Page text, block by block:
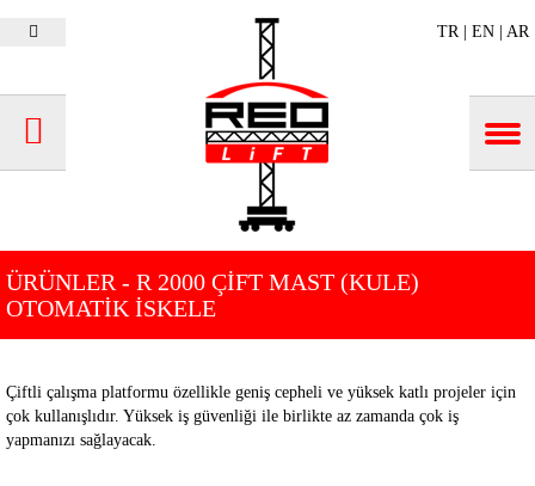
TR| EN| AR
ÜRÜNLER - R 2000 ÇİFT MAST (KULE)
OTOMATİK İSKELE
Çiftli çalışma platformu özellikle geniş cepheli ve yüksek katlı projeler için
çok kullanışlıdır. Yüksek iş güvenliği ile birlikte az zamanda çok iş
yapmanızı sağlayacak.